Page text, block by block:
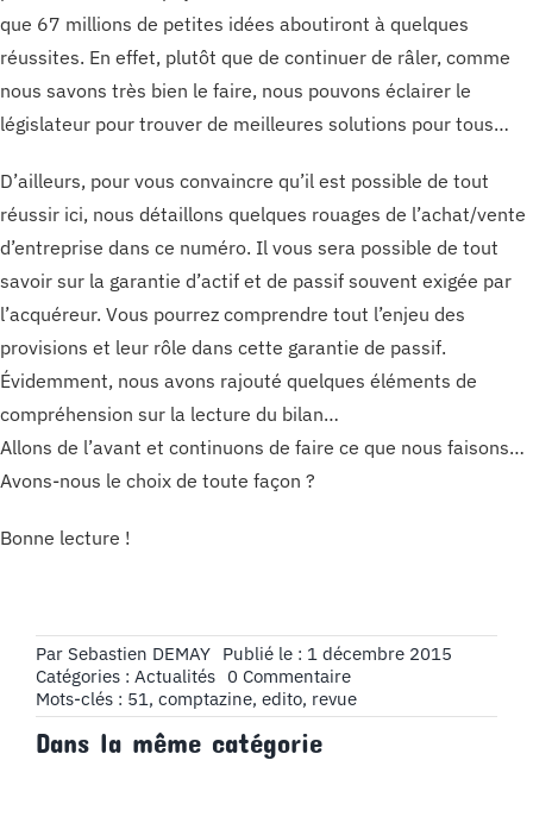
que 67 millions de petites idées aboutiront à quelques
réussites. En effet, plutôt que de continuer de râler, comme
nous savons très bien le faire, nous pouvons éclairer le
législateur pour trouver de meilleures solutions pour tous…
D’ailleurs, pour vous convaincre qu’il est possible de tout
réussir ici, nous détaillons quelques rouages de l’achat/vente
d’entreprise dans ce numéro. Il vous sera possible de tout
savoir sur la garantie d’actif et de passif souvent exigée par
l’acquéreur. Vous pourrez comprendre tout l’enjeu des
provisions et leur rôle dans cette garantie de passif.
Évidemment, nous avons rajouté quelques éléments de
compréhension sur la lecture du bilan…
Allons de l’avant et continuons de faire ce que nous faisons…
Avons-nous le choix de toute façon ?
Bonne lecture !
Par Sebastien DEMAY Publié le : 1 décembre 2015
Catégories : Actualités 0 Commentaireon
Édito
n°51
Mots-clés : 51, comptazine, edito, revue
Dans la même catégorie